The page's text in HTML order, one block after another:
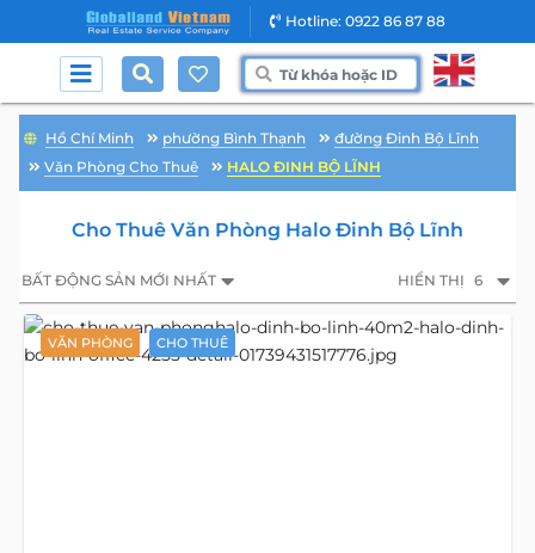
Hotline: 0922 86 87 88
Hồ Chí Minh phường Bình Thạnh
đường Đinh Bộ Lĩnh
Văn Phòng Cho Thuê
HALO ĐINH BỘ LĨNH
Cho Thuê Văn Phòng Halo Đinh Bộ Lĩnh
BẤT ĐỘNG SẢN MỚI NHẤT HIỂN THỊ 6
VĂN PHÒNG CHO THUÊ